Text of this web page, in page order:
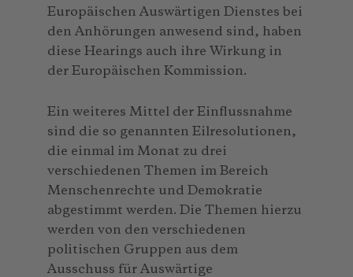
Europäischen Auswärtigen Dienstes bei
den Anhörungen anwesend sind, haben
diese Hearings auch ihre Wirkung in
der Europäischen Kommission.
Ein weiteres Mittel der Einflussnahme
sind die so genannten Eilresolutionen,
die einmal im Monat zu drei
verschiedenen Themen im Bereich
Menschenrechte und Demokratie
abgestimmt werden. Die Themen hierzu
werden von den verschiedenen
politischen Gruppen aus dem
Ausschuss für Auswärtige